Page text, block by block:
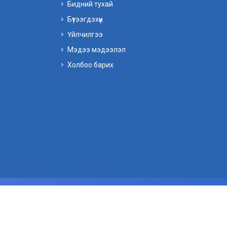
Бидний тухай
Бүтээгдэхүүн
Үйлчилгээ
Мэдээ мэдээлэл
Холбоо барих